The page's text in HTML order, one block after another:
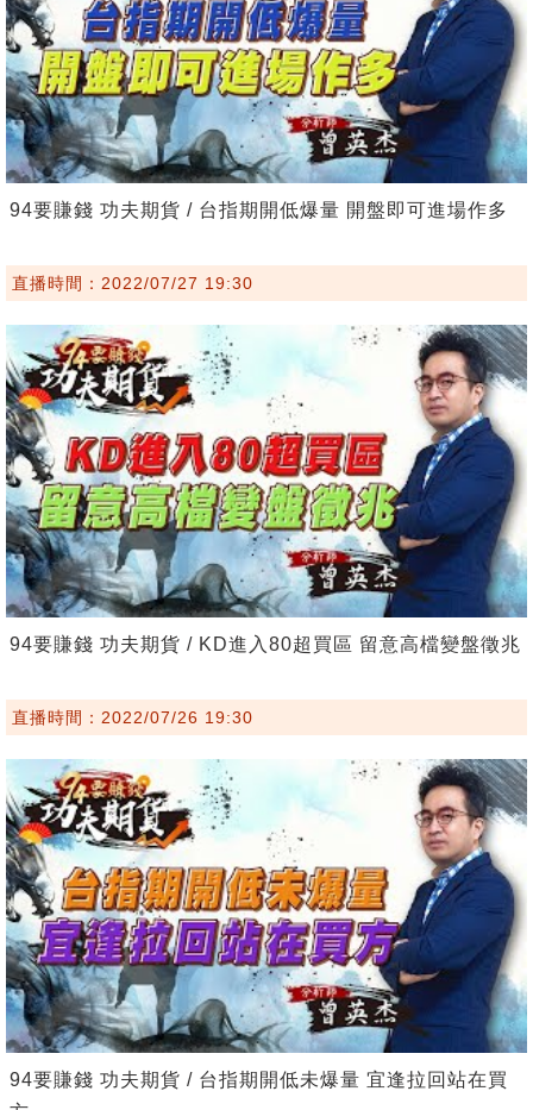
94要賺錢 功夫期貨 / 台指期開低爆量 開盤即可進場作多
直播時間：2022/07/27 19:30
94要賺錢 功夫期貨 / KD進入80超買區 留意高檔變盤徵兆
直播時間：2022/07/26 19:30
94要賺錢 功夫期貨 / 台指期開低未爆量 宜逢拉回站在買